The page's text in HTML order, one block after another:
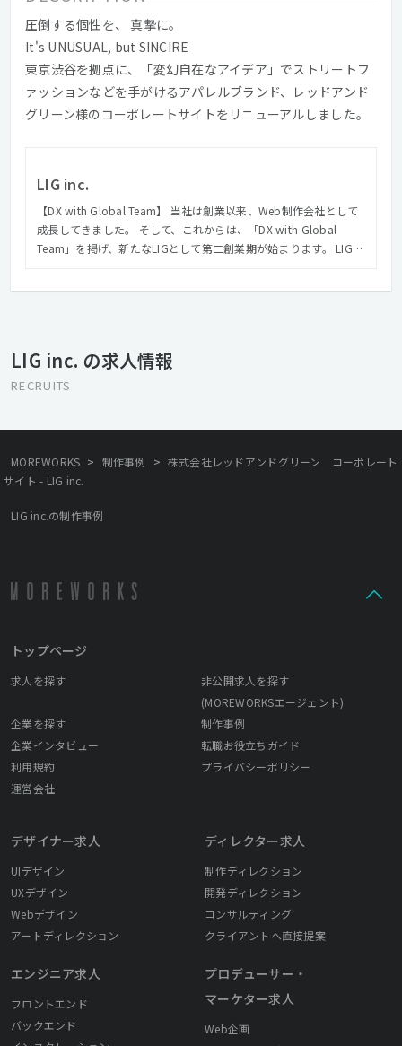
圧倒する個性を、 真摯に。
It's UNUSUAL, but SINCIRE
東京渋谷を拠点に、「変幻自在なアイデア」でストリートフ
ァッションなどを手がけるアパレルブランド、レッドアンド
グリーン様のコーポレートサイトをリニューアルしました。
LIG inc.
【DX with Global Team】 当社は創業以来、Web制作会社として
成長してきました。 そして、これからは、「DX with Global
Team」を掲げ、新たなLIGとして第二創業期が始まります。 LIG
「Design×Consulting」の新しい領域で成長を目指していきま
す。 まだまだ小さな一歩でしかありませんが、近い将来「DXとい
立し、その分野でのリーディングカンパニーを目指しています。
「Design × Consulting」は、綺麗なデザインのWebサイトを作る
VUCAの時代において、消費者の志向や行動などをデザイン思考を
多数の実績を持つ「Design」、コンサルティングファーム出身者
Consulting」においてクライアントのパートナーとなり、世の中
化してもLIGの理念は変わらぬ「Life is Good」。 LIGで働くこと
が自身や周りの人にとってGoodになるように！ それぞれのLife is
Goodを持った社員たちが、より会社に人生に向き合いながら成長
する環境があります。 知識を学び、人生を豊かにするお手伝いと
などこれからも自分、ひいては誰かの課題を解決し、本当の「Life
をGoodにする」ため「イケている」ソリューションを提供できる
LIG inc. の求人情報
RECRUITS
MOREWORKS > 制作事例 > 株式会社レッドアンドグリーン コーポレート
サイト - LIG inc.
LIG inc.の制作事例
トップページ
求人を探す
非公開求人を探す
(MOREWORKSエージェント)
企業を探す
制作事例
企業インタビュー
転職お役立ちガイド
利用規約
プライバシーポリシー
運営会社
デザイナー求人
UIデザイン
UXデザイン
Webデザイン
アートディレクション
エンジニア求人
フロントエンド
バックエンド
ディレクター求人
制作ディレクション
開発ディレクション
コンサルティング
クライアントへ直接提案
プロデューサー・
マーケター求人
Web企画